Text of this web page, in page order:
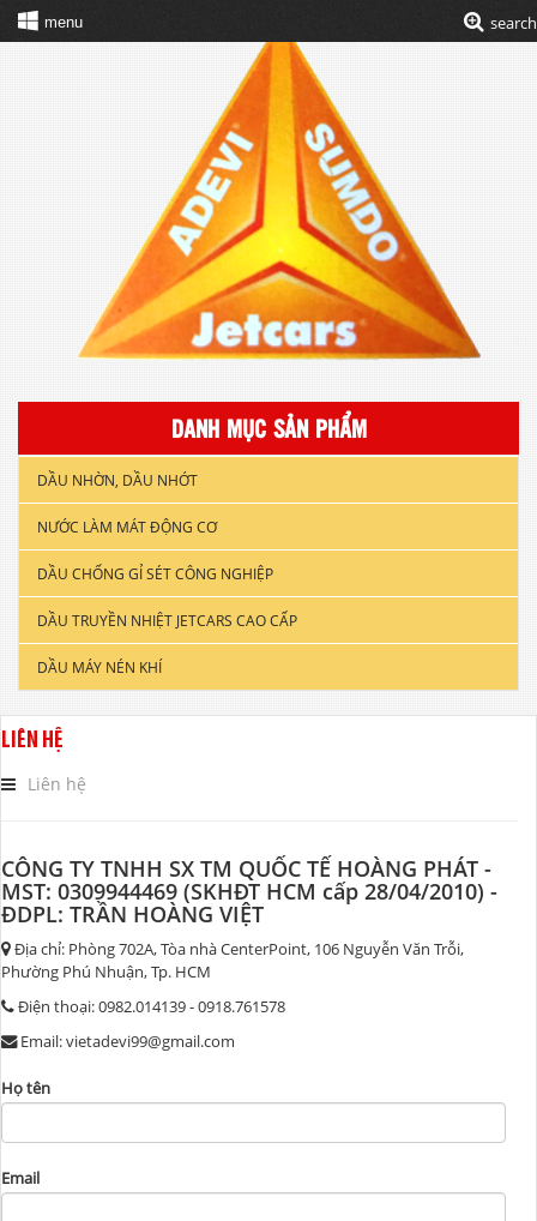
menu search
DANH MỤC SẢN PHẨM
DẦU NHỜN, DẦU NHỚT
DẦU NHỚT XE GẮN MÁY
DẦU ĐỘNG CƠ XE TẢI & TÀU THUYỀN
DẦU NHỚT CÔNG NGHIỆP
DẦU CẮT GỌT KIM LOẠI
DẦU NHỚT THỦY LỰC CAO CẤP
DẦU NHỚT HỘP SỐ
NƯỚC LÀM MÁT ĐỘNG CƠ
DẦU CHỐNG GỈ SÉT CÔNG NGHIỆP
DẦU TRUYỀN NHIỆT JETCARS CAO CẤP
DẦU MÁY NÉN KHÍ
LIÊN HỆ
Liên hệ
CÔNG TY TNHH SX TM QUỐC TẾ HOÀNG PHÁT -
MST: 0309944469 (SKHĐT HCM cấp 28/04/2010) -
ĐDPL: TRẦN HOÀNG VIỆT
Địa chỉ: Phòng 702A, Tòa nhà CenterPoint, 106 Nguyễn Văn Trỗi,
Phường Phú Nhuận, Tp. HCM
Điện thoại: 0982.014139 - 0918.761578
Email: vietadevi99@gmail.com
Họ tên
Email